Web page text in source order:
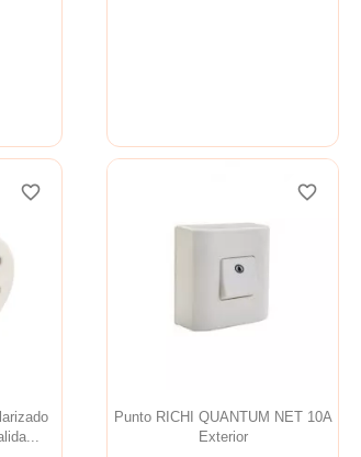
favorite_border
favorite_border
favorite_border
Punto RICHI QUANTUM NET 10A
Exterior
favorite_border
favorite_border
favorite_border